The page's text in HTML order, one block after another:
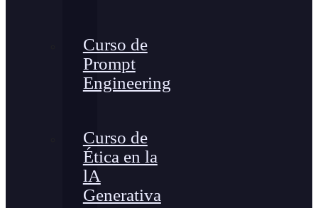
Curso de
Prompt
Engineering
Curso de
Ética en la
lA
Generativa